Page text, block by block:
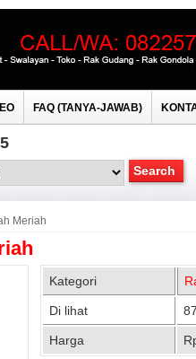
FAQ (TANYA-JAWAB)
Meriah
Kategori
Di lihat
Harga